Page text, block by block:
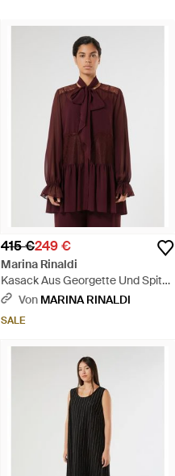
415 €249 €
Marina Rinaldi
Kasack Aus Georgette Und Spitze
- RotVon MARINA RINALDI
SALE